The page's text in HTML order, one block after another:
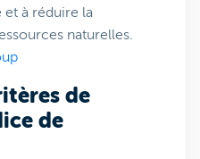
à réduire la
naturelles.
de
de